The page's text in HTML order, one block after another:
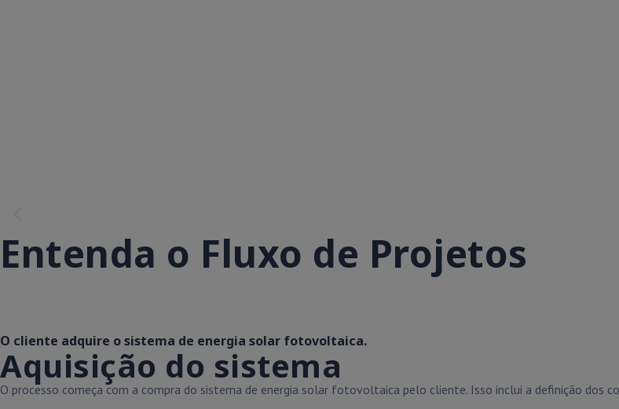
Entenda o Fluxo de Projetos
O cliente adquire o sistema de energia solar fotovoltaica.
Aquisição do sistema
O processo começa com a compra do sistema de energia solar fotovoltaica pelo cliente. Isso inclui a definição dos